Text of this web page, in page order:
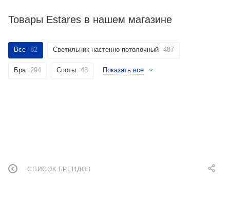
Товары Estares в нашем магазине
Все 82 Светильник настенно-потолочный 487
Бра 294 Споты 48 Показать все
СПИСОК БРЕНДОВ